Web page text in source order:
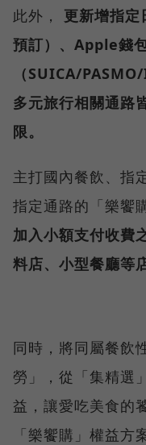
此外， 更新增指定
預訂）、Apple錢
（SUICA/
多元旅行相關通路
限。
主打國內餐飲、指
指定通路的「樂饗
加入小額支付收費
料店、小型餐廳等
同時，將同屬餐飲
勞」，從「集精選
益，讓愛吃美食的
「樂饗購」權益方